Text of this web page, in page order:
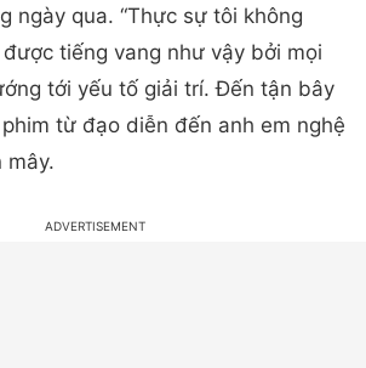
ngày qua. “Thực sự tôi không
tiếng vang như vậy bởi mọi
tới yếu tố giải trí. Đến tận bây
từ đạo diễn đến anh em nghệ
mây.